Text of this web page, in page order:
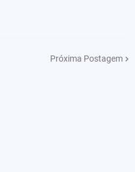
Próxima Postagem